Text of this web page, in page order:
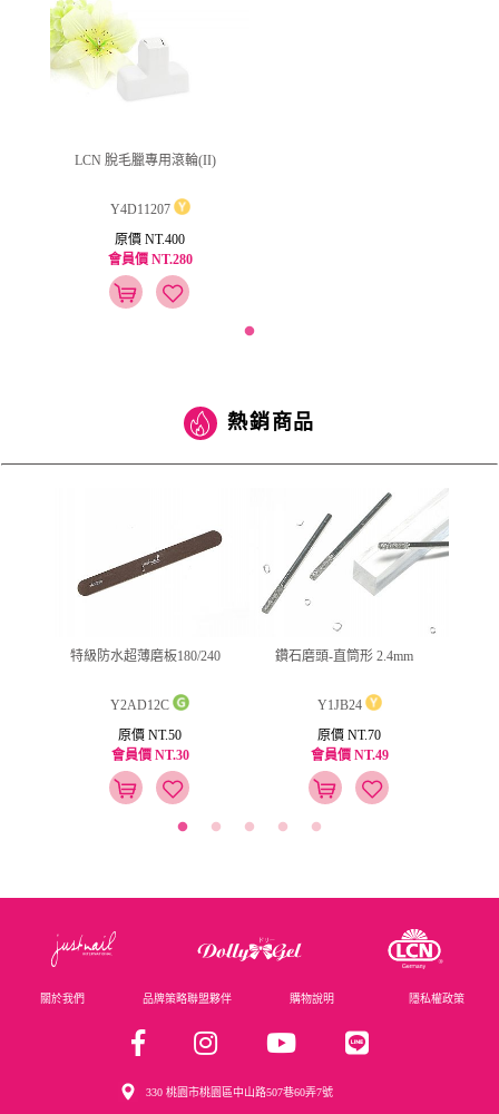
LCN 脫毛臘專用滾輪(II)
Y4D11207
原價 NT.400
會員價 NT.280
熱銷商品
特級防水超薄磨板180/240
Y2AD12C
原價 NT.50
會員價 NT.30
鑽石磨頭-直筒形 2.4mm
Y1JB24
原價 NT.70
會員價 NT.49
關於我們 品牌策略聯盟夥伴 購物說明 隱私權政策
330 桃園市桃園區中山路507巷60弄7號